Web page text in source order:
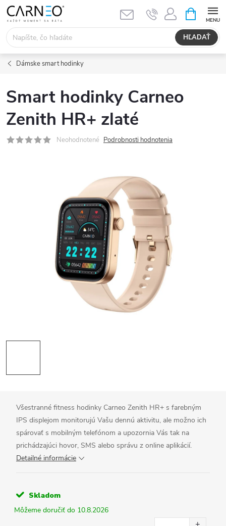
Prejsť
obsah
HĽADAŤ
KOŠÍK
Dámske smart hodinky
Smart hodinky Carneo
Zenith HR+ zlaté
Neohodnotené Podrobnosti hodnotenia
Všestranné fitness hodinky Carneo Zenith HR+ s farebným
IPS displejom monitorujú Vašu dennú aktivitu, ale možno ich
spárovať s mobilným telefónom a upozornia Vás tak na
prichádzajúci hovor, SMS alebo správu z online aplikácií.
Detailné informácie
Skladom
10.8.2026